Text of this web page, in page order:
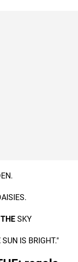
THE SKY
SUN IS BRIGHT."